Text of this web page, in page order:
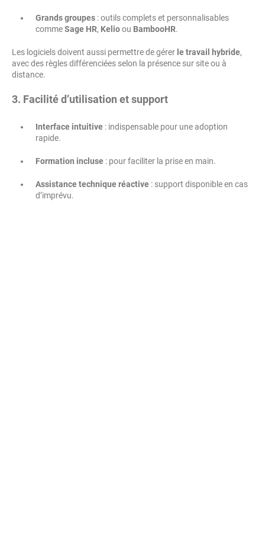
Grands groupes : outils complets et personnalisables
commeSage HR, Kelioou BambooHR.
Les logiciels doivent aussi permettre de gérer le travail hybride,
avec des règles différenciées selon la présence sur site ou à
distance.
3. Facilité d’utilisation et support
Interface intuitive : indispensable pour une adoption
rapide.
Formation incluse : pour faciliter la prise en main.
Assistance technique réactive : support disponible en cas
d’imprévu.